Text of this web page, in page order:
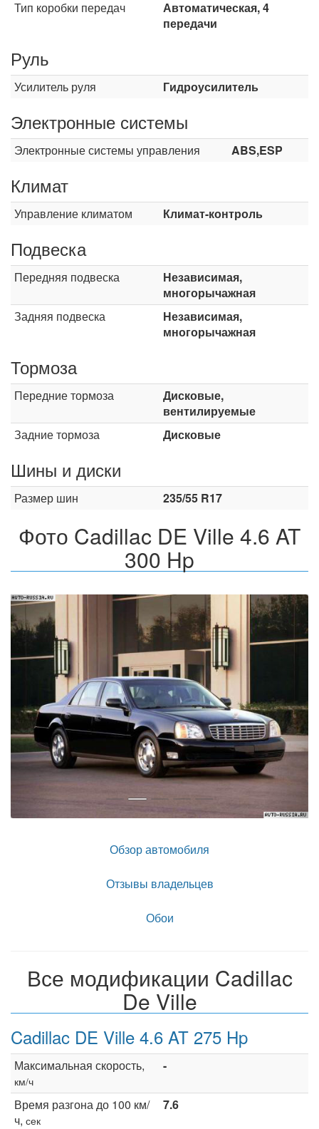
Тип коробки передач
Автоматическая, 4
передачи
Руль
Усилитель руля Гидроусилитель
Электронные системы
Электронные системы управления ABS,ESP
Климат
Управление климатом Климат-контроль
Подвеска
Передняя подвеска
Независимая,
многорычажная
Задняя подвеска
Независимая,
многорычажная
Тормоза
Передние тормоза
Дисковые,
вентилируемые
Задние тормоза
Дисковые
Шины и диски
Размер шин 235/55 R17
Фото Cadillac DE Ville 4.6 AT
300 Hp
Назад
Обзор автомобиля
Отзывы владельцев
Обои
Все модификации Cadillac
De Ville
Cadillac DE Ville 4.6 AT 275 Hp
Максимальная скорость,
км/ч
-
Время разгона до 100 км/
ч, сек
7.6